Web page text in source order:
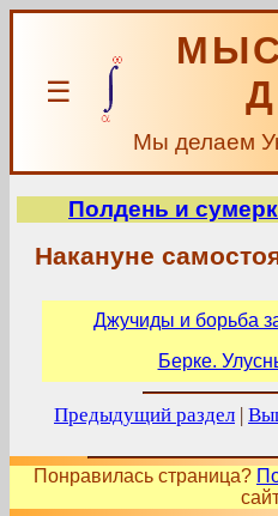
☰
Мы делаем
Полдень и
Накануне
Джучиды и борьба
Берке.
Предыдущий раздел |
Понравилась страница?